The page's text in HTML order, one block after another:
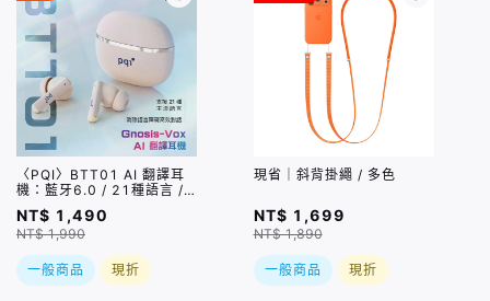
〈PQI〉BTT01 AI 翻譯耳
機：藍牙6.0 / 21種語言 /
6種翻譯模式
NT$ 1,490
NT$ 1,990
一般商品 現折
現省｜斜背掛繩 / 多色
NT$ 1,699
NT$ 1,890
一般商品 現折